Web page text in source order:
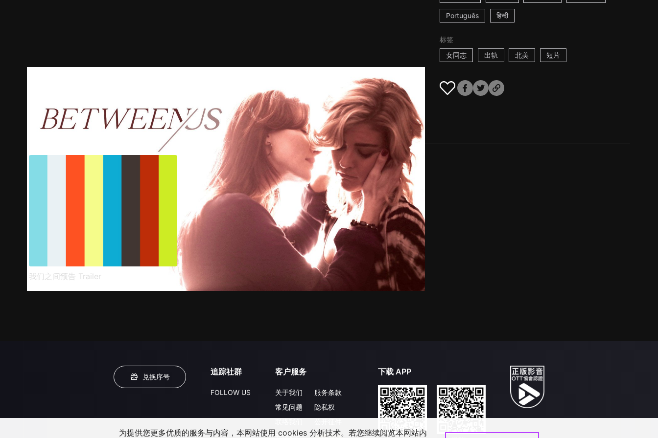
Português हिन्दी
标签
女同志
出轨 北美 短片
预告 剧照 推荐影片 剧情介绍
我们之间预告 Trailer
兑换序号
追踪社群
FOLLOW US
客户服务
关于我们
常见问题
升级VIP
服务条款
隐私权
合作洽談
下载 APP
为提供您更多优质的服务与内容，本网站使用 cookies 分析技术。若您继续阅览本网站内